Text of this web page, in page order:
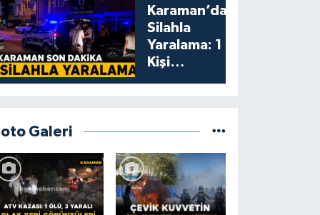
yediler,
artıklarını
kamelyada
bıraktılar
Karaman’da
Silahla
Yaralama: 1
Kişi
Galeri